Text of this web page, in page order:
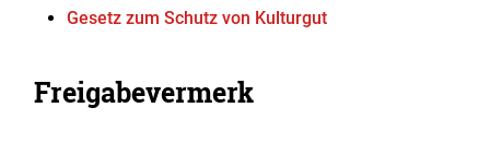
Gesetz zum Schutz von Kulturgut
Freigabevermerk